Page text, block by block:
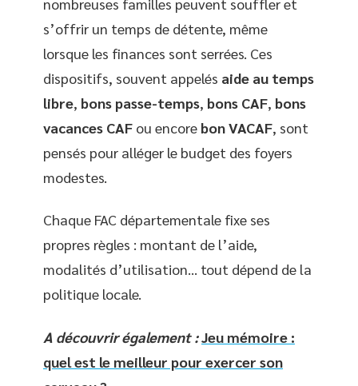
s’offrir un temps de détente, même
lorsque les finances sont serrées. Ces
dispositifs, souvent appelés aide au temps
libre, bons passe-temps, bons CAF, bons
vacances CAF ou encore bon VACAF, sont
pensés pour alléger le budget des foyers
modestes.
Chaque FAC départementale fixe ses
propres règles : montant de l’aide,
modalités d’utilisation… tout dépend de la
politique locale.
A découvrir également :Jeu mémoire :
quel est le meilleur pour exercer son